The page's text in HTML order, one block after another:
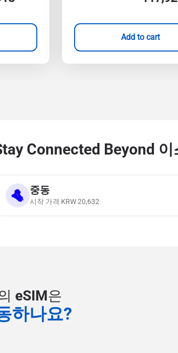
Add to cart
Connected Beyond
중동
시작 가격 KRW20,632
eSIM은
하나요?